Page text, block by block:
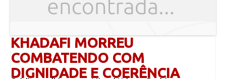
KHADAFI MORREU
COMBATENDO COM
DIGNIDADE E COERÊNCIA